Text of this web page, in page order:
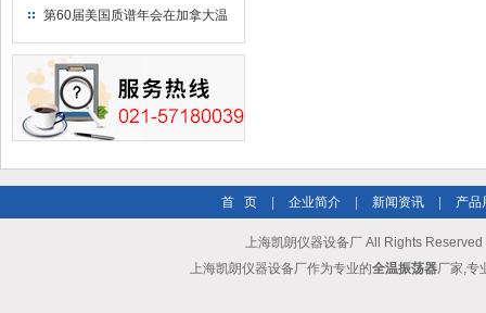
维护
第60届美国质谱年会在加拿大温
首 页 企业简介 新闻资讯 产品
上海凯朗仪器设备厂 All Rights Reserved
上海凯朗仪器设备厂作为专业的全温振荡器厂家,专